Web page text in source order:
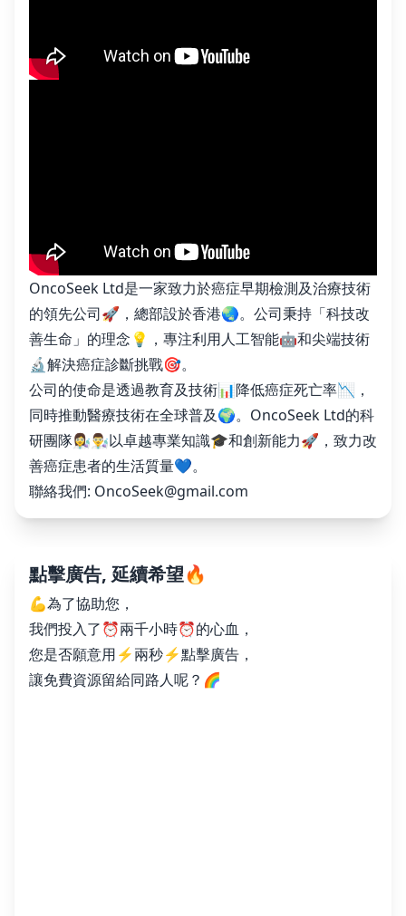
OncoSeek Ltd是一家致力於癌症早期檢測及治療技術
的領先公司🚀，總部設於香港🌏。公司秉持「科技改
善生命」的理念💡，專注利用人工智能🤖和尖端技術
🔬解決癌症診斷挑戰🎯。
公司的使命是透過教育及技術📊降低癌症死亡率📉，
同時推動醫療技術在全球普及🌍。OncoSeek Ltd的科
研團隊👩‍🔬👨‍🔬以卓越專業知識🎓和創新能力🚀，致力改
善癌症患者的生活質量💙。
聯絡我們: OncoSeek@gmail.com
點擊廣告, 延續希望🔥
💪為了協助您，
我們投入了⏰兩千小時⏰的心血，
您是否願意用⚡️兩秒⚡️點擊廣告，
讓免費資源留給同路人呢？🌈